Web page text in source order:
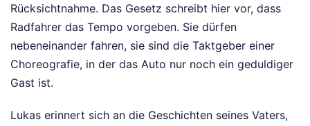
Rücksichtnahme. Das Gesetz schreibt hier vor, dass
Radfahrer das Tempo vorgeben. Sie dürfen
nebeneinander fahren, sie sind die Taktgeber einer
Choreografie, in der das Auto nur noch ein geduldiger
Gast ist.
Lukas erinnert sich an die Geschichten seines Vaters,